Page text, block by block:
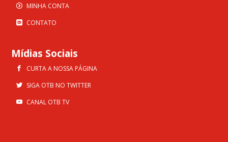
MINHA CONTA
CONTATO
Mídias Sociais
CURTA A NOSSA PÁGINA
SIGA OTB NO TWITTER
CANAL OTB TV